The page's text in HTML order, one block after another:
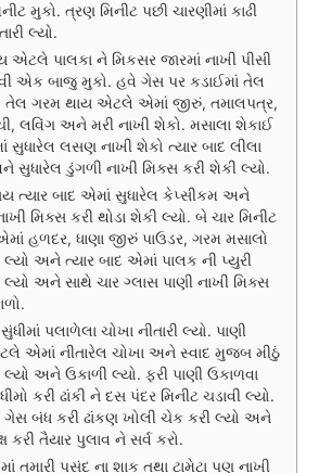
મુકો. ત્રણ મિનીટ પછી ચારણીમાં કાઢી
લ્યો.
એટલે પાલકા ને મિકસર જારમાં નાખી પીસી
એક બાજુ મુકો. હવે ગેસ પર કડાઈમાં તેલ
તેલ ગરમ થાય એટલે એમાં જીરું, તમાલપત્ર,
લવિંગ અને મરી નાખી શેકો. મસાલા શેકાઈ
લસણ નાખી શેકો ત્યાર બાદ લીલા
સુધારેલ ડુંગળી નાખી મિક્સ કરી શેકી લ્યો.
ત્યાર બાદ એમાં સુધારેલ કેપ્સીકમ અને
મિક્સ કરી થોડા શેકી લ્યો. બે ચાર મિનીટ
હળદર, ધાણા જીરું પાઉડર, ગરમ મસાલો
લ્યો અને ત્યાર બાદ એમાં પાલક ની પ્યુરી
લ્યો અને સાથે ચાર ગ્લાસ પાણી નાખી મિક્સ
પલાળેલા ચોખા નીતારી લ્યો. પાણી
એમાં નીતારેલ ચોખા અને સ્વાદ મુજબ મીઠું
લ્યો અને ઉકાળી લ્યો. ફરી પાણી ઉકાળવા
કરી ઢાંકી ને દસ પંદર મિનીટ ચડાવી લ્યો.
ગેસ બંધ કરી ઢાંકણ ખોલી ચેક કરી લ્યો અને
કરી તૈયાર પુલાવ ને સર્વ કરો.
તમારી પસંદ ના શાક તથા ટામેટા પણ નાખી